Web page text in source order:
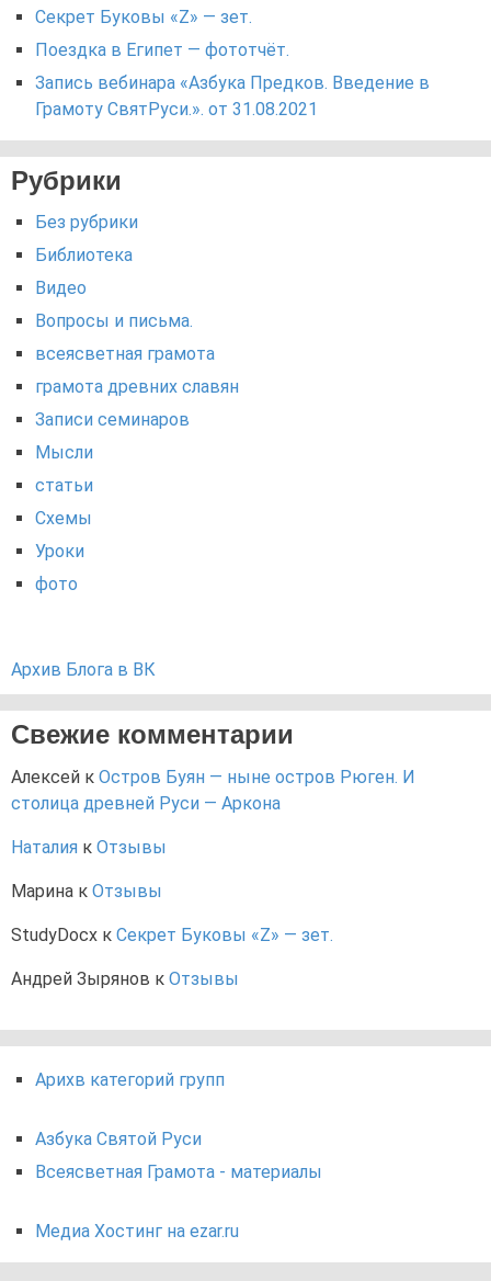
Секрет Буковы «Z» — зет.
Поездка в Египет — фототчёт.
Запись вебинара «Азбука Предков. Введение в
Грамоту СвятРуси.». от 31.08.2021
Рубрики
Без рубрики
Библиотека
Видео
Вопросы и письма.
всеясветная грамота
грамота древних славян
Записи семинаров
Мысли
статьи
Схемы
Уроки
фото
Архив Блога в ВК
Свежие комментарии
Алексей к Остров Буян — ныне остров Рюген. И
столица древней Руси — Аркона
Наталия к Отзывы
Марина к Отзывы
StudyDocx к Секрет Буковы «Z» — зет.
Андрей Зырянов к Отзывы
Арихв категорий групп
Азбука Святой Руси
Всеясветная Грамота - материалы
Медиа Хостинг на ezar.ru